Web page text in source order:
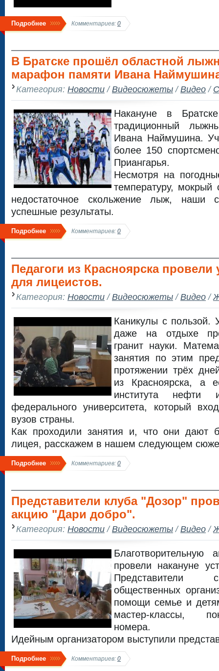
Подробнее Комментариев: 0
В Братске прошёл областной
марафон памяти Ивана
Категория: Новости/Видеосюжеты/Видео/
Накануне в
традиционный
Ивана Наймушина.
более 150
Приангарья.
Несмотря на
температуру, мокрый
недостаточное скольжение лыж, наши
успешные результаты.
Подробнее Комментариев: 0
Педагоги из Красноярска провели
для лицеистов.
Категория: Новости/Видеосюжеты/Видео/
Каникулы с пользой.
даже на отдыхе
гранит науки.
занятия по этим
протяжении трёх
из Красноярска, а
института нефти
федерального университета, который
вузов страны.
Как проходили занятия и, что они дают
лицея, расскажем в нашем следующем
Подробнее Комментариев: 0
Представители клуба "Дозор"
акцию "Дари добро".
Категория: Новости/Видеосюжеты/Видео/
провели накануне
Представители
общественных
помощи семье и
мастер-классы,
номера.
Идейным организатором выступили
Подробнее Комментариев: 0